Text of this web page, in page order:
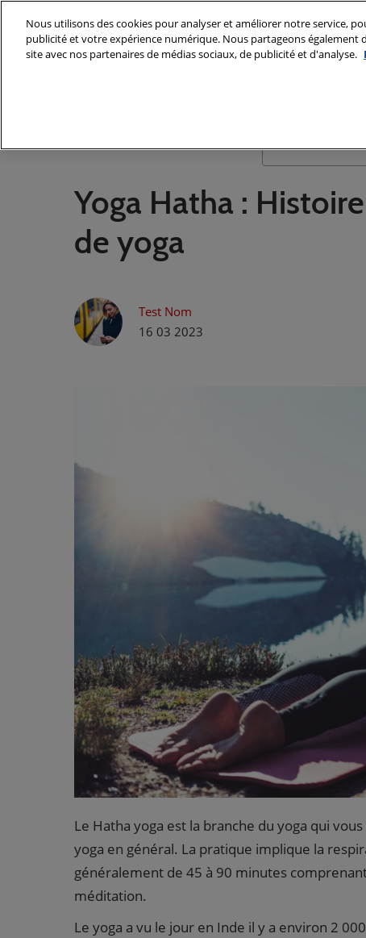
au
contenu
Yoga Hatha :
de yoga
Test Nom
16 03 2023
Le Hatha yoga est la branche du yoga qui
yoga en général. La pratique implique la
généralement de 45 à 90 minutes
méditation.
Le yoga a vu le jour en Inde il y a environ 2
Nous utilisons des cookies pour analyser et améliorer notre service,
publicité et votre expérience numérique. Nous partageons
site avec nos partenaires de médias sociaux, de publicité et d'analyse.